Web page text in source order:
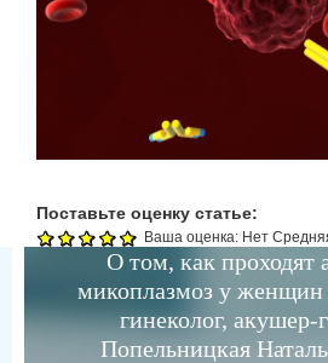
Поставьте оценку статье:
Ваша оценка: Нет
О том, как проходят
микоплазмоз у женщин
гинеколог, акушер-
Попельницкая